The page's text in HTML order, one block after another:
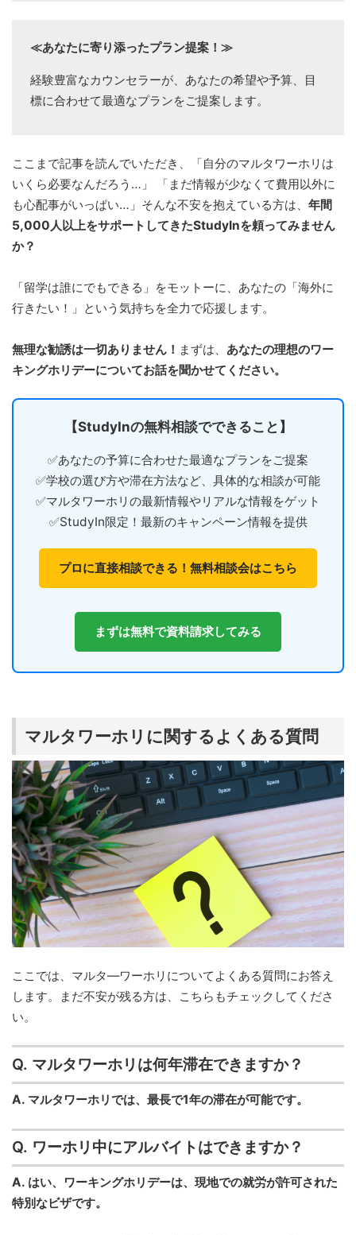
≪あなたに寄り添ったプラン提案！≫
経験豊富なカウンセラーが、あなたの希望や予算、目
標に合わせて最適なプランをご提案します。
ここまで記事を読んでいただき、「自分のマルタワーホリは
いくら必要なんだろう…」 「まだ情報が少なくて費用以外に
も心配事がいっぱい…」そんな不安を抱えている方は、 年間
5,000人以上をサポートしてきたStudyInを頼ってみません
か？
「留学は誰にでもできる」をモットーに、あなたの「海外に
行きたい！」という気持ちを全力で応援します。
無理な勧誘は一切ありません！ まずは、 あなたの理想のワー
キングホリデーについてお話を聞かせてください。
【StudyInの無料相談でできること】
✅あなたの予算に合わせた最適なプランをご提案
✅学校の選び方や滞在方法など、具体的な相談が可能
✅マルタワーホリの最新情報やリアルな情報をゲット
✅StudyIn限定！最新のキャンペーン情報を提供
プロに直接相談できる！無料相談会はこちら
まずは無料で資料請求してみる
マルタワーホリに関するよくある質問
ここでは、マルタ―ワーホリについてよくある質問にお答え
します。まだ不安が残る方は、こちらもチェックしてくださ
い。
Q. マルタワーホリは何年滞在できますか？
A. マルタワーホリでは、最長で1年の滞在が可能です。
Q. ワーホリ中にアルバイトはできますか？
A. はい、ワーキングホリデーは、現地での就労が許可された
特別なビザです。